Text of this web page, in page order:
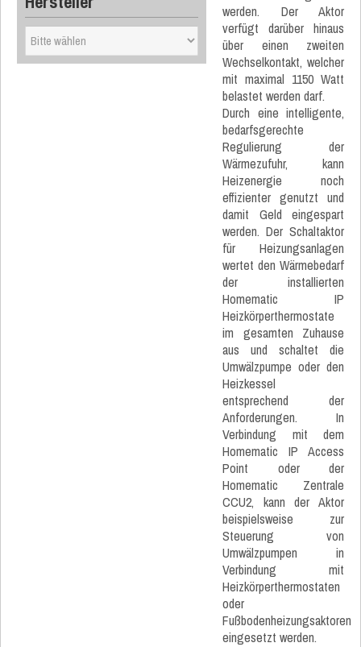
werden. Der Aktor
verfügt darüber hinaus
über einen zweiten
Wechselkontakt, welcher
mit maximal 1150 Watt
belastet werden darf.
Durch eine intelligente,
bedarfsgerechte
Regulierung der
Wärmezufuhr, kann
Heizenergie noch
effizienter genutzt und
damit Geld eingespart
werden. Der Schaltaktor
für Heizungsanlagen
wertet den Wärmebedarf
der installierten
Homematic IP
Heizkörperthermostate
im gesamten Zuhause
aus und schaltet die
Umwälzpumpe oder den
Heizkessel
entsprechend der
Anforderungen. In
Verbindung mit dem
Homematic IP Access
Point oder der
Homematic Zentrale
CCU2, kann der Aktor
beispielsweise zur
Steuerung von
Umwälzpumpen in
Verbindung mit
Heizkörperthermostaten
oder
Fußbodenheizungsaktoren
eingesetzt werden.